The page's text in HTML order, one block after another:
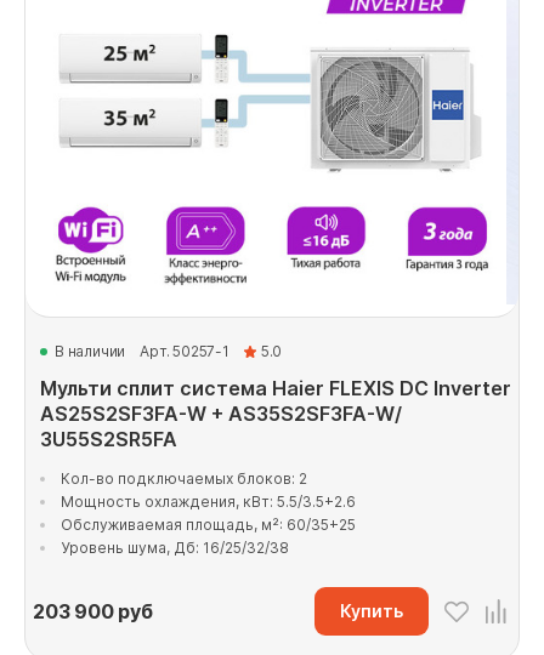
В наличии Арт. 50257-1 5.0
Мульти сплит система Haier FLEXIS DC Inverter
AS25S2SF3FA-W + AS35S2SF3FA-W/
3U55S2SR5FA
Кол-во подключаемых блоков: 2
Мощность охлаждения, кВт: 5.5/3.5+2.6
Обслуживаемая площадь, м²: 60/35+25
Уровень шума, Дб: 16/25/32/38
203 900руб Купить